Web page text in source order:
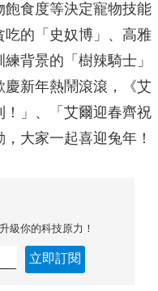
食度等決定寵物技能
的「史奴博」、高雅
背景的「樹辣騎士」
新年熱鬧滾滾，《艾
」、「艾爾迎春齊祝
大家一起喜迎兔年！
級你的科技原力！
立即訂閱